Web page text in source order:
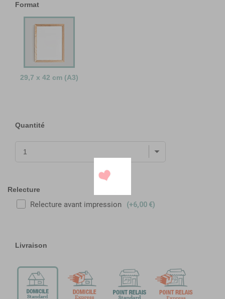
Format
29,7 x 42 cm (A3)
Quantité
Relecture
Relecture avant impression (+6,00 €)
Livraison